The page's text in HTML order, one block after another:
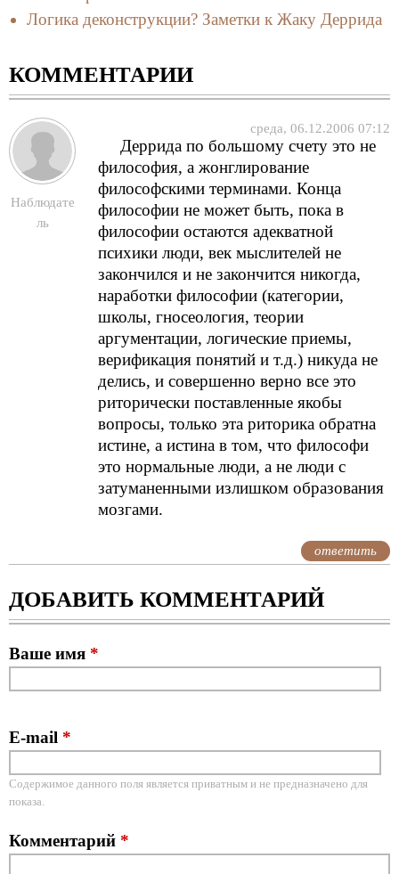
Логика деконструкции? Заметки к Жаку Деррида
КОММЕНТАРИИ
Наблюдате
ль
среда, 06.12.2006 07:12
Деррида по большому счету это не
философия, а жонглирование
философскими терминами. Конца
философии не может быть, пока в
философии остаются адекватной
психики люди, век мыслителей не
закончился и не закончится никогда,
наработки философии (категории,
школы, гносеология, теории
аргументации, логические приемы,
верификация понятий и т.д.) никуда не
делись, и совершенно верно все это
риторически поставленные якобы
вопросы, только эта риторика обратна
истине, а истина в том, что философи
это нормальные люди, а не люди с
затуманенными излишком образования
мозгами.
ответить
ДОБАВИТЬ КОММЕНТАРИЙ
Ваше имя *
E-mail *
Содержимое данного поля является приватным и не предназначено для
показа.
Комментарий *